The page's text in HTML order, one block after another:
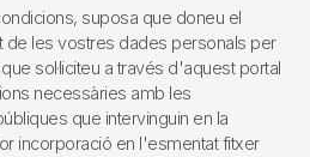
suposa que doneu el
de les vostres dades personals per
sol·liciteu a través d'aquest portal
necessàries amb les
que intervinguin en la
incorporació en l'esmentat fitxer